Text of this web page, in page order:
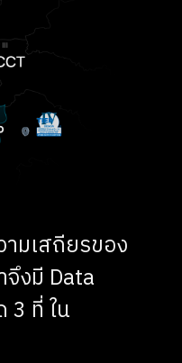
มเสถียรของ
งมี Data
3 ที่ ใน